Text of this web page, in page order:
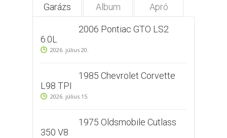
Garázs Album Apró
2006 Pontiac GTO LS2
6.0L
2026. július 20.
1985 Chevrolet Corvette
L98 TPI
2026. július 15.
1975 Oldsmobile Cutlass
350 V8